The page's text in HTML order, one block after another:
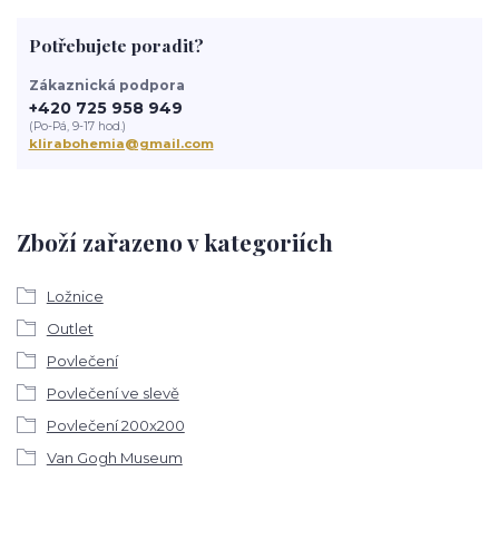
Zboží zařazeno v kategoriích
Ložnice
Outlet
Povlečení
Povlečení ve slevě
Povlečení 200x200
Van Gogh Museum
Potřebujete poradit?
Zákaznická podpora
+420 725 958 949
(Po-Pá, 9-17 hod.)
klirabohemia@gmail.com